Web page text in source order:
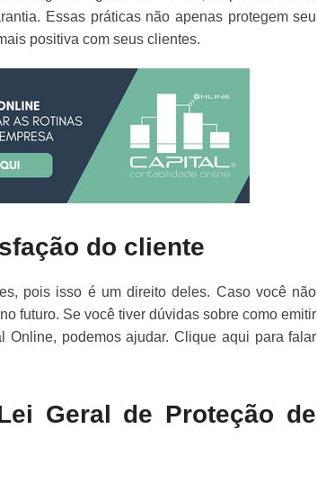
Essas práticas não apenas protegem seu
positiva com seus clientes.
do cliente
pois isso é um direito deles. Caso você não
futuro. Se você tiver dúvidas sobre como emitir
Online, podemos ajudar. Clique aqui para falar
Geral de Proteção de